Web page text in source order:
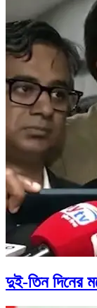
দুই-তিন দিনের